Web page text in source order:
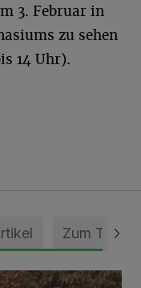
3. Februar in
zu sehen
14 Uhr).
Zum Thema